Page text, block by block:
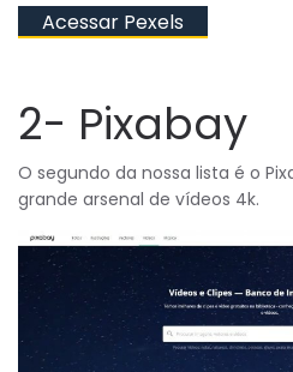
Acessar Pexels
2- Pixabay
O segundo da nossa lista é o
grande arsenal de vídeos 4k.